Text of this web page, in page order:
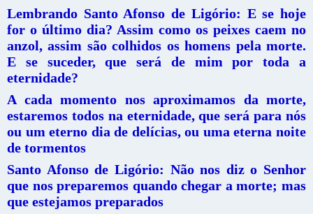
Lembrando Santo Afonso de Ligório: E se hoje
for o último dia? Assim como os peixes caem no
anzol, assim são colhidos os homens pela morte.
E se suceder, que será de mim por toda a
eternidade?
A cada momento nos aproximamos da morte,
estaremos todos na eternidade, que será para nós
ou um eterno dia de delícias, ou uma eterna noite
de tormentos
Santo Afonso de Ligório: Não nos diz o Senhor
que nos preparemos quando chegar a morte; mas
que estejamos preparados